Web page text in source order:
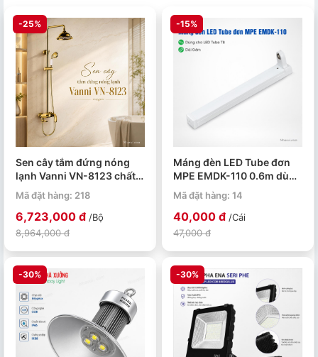
-25%
Sen cây tắm đứng nóng
lạnh Vanni VN-8123 chất
liệu đồng thau mạ vàng
Mã đặt hàng: 218
6,723,000 đ /Bộ
8,964,000 đ
-15%
Máng đèn LED Tube đơn
MPE EMDK-110 0.6m dùng
cho bóng T8
Mã đặt hàng: 14
40,000 đ /Cái
47,000 đ
-30% -30%